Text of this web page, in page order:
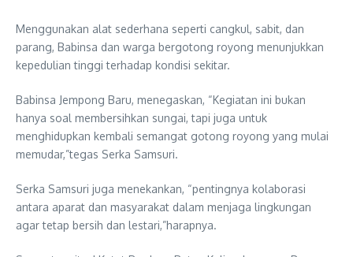
Menggunakan alat sederhana seperti cangkul, sabit, dan
parang, Babinsa dan warga bergotong royong menunjukkan
kepedulian tinggi terhadap kondisi sekitar.
Babinsa Jempong Baru, menegaskan, “Kegiatan ini bukan
hanya soal membersihkan sungai, tapi juga untuk
menghidupkan kembali semangat gotong royong yang mulai
memudar,”tegas Serka Samsuri.
Serka Samsuri juga menekankan, “pentingnya kolaborasi
antara aparat dan masyarakat dalam menjaga lingkungan
agar tetap bersih dan lestari,”harapnya.